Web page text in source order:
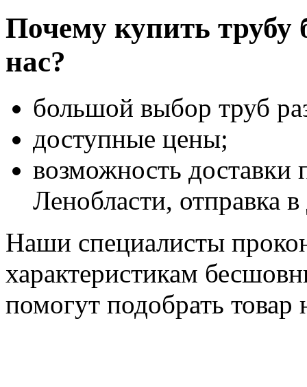
Почему купить
нас?
большой выбор труб
доступные цены;
возможность доставки
Ленобласти, отправка
Наши специалисты
характеристикам
помогут подобрать товар